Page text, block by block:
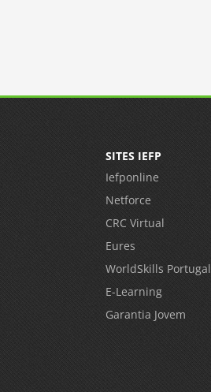
SITES IEFP
Iefponline
Netforce
CRC Virtual
Eures
WorldSkills Portugal
E-Learning
Garantia Jovem